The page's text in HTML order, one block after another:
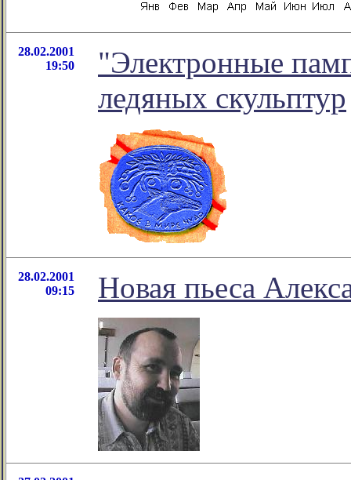
28.02.2001
19:50
"Электронные
ледяных скульптур
28.02.2001
09:15
Новая пьеса